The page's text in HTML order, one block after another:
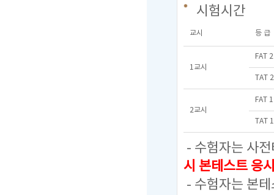
시험시간
교시 등 급
1교시
FAT
TAT
2교시
FAT
TAT
- 수험자는 사
시 본테스트 응
- 수험자는 본